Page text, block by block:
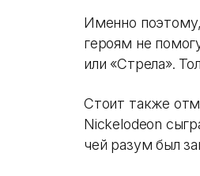
Именно
героям не
или «Стрела».
Стоит также
Nickelodeon
чей разум был